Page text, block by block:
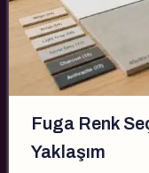
Fuga Renk
Yaklaşım